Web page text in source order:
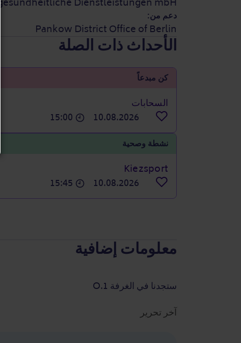
دعم من:
Pankow District Office of Berlin
الأحداث ذات الصلة
كن مبدعاً
السحابات
10.08.2026
ملاحظة
نشطة وصحية
Kiezsport
10.08.2026
ملاحظة
معلومات إضافية
ستجدنا في الغرفة 1.O
آخر تحرير